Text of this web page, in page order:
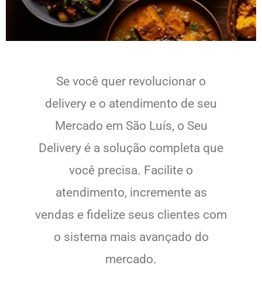
Se você quer revolucionar o
delivery e o atendimento de seu
Mercado em São Luís, o Seu
Delivery é a solução completa que
você precisa. Facilite o
atendimento, incremente as
vendas e fidelize seus clientes com
o sistema mais avançado do
mercado.